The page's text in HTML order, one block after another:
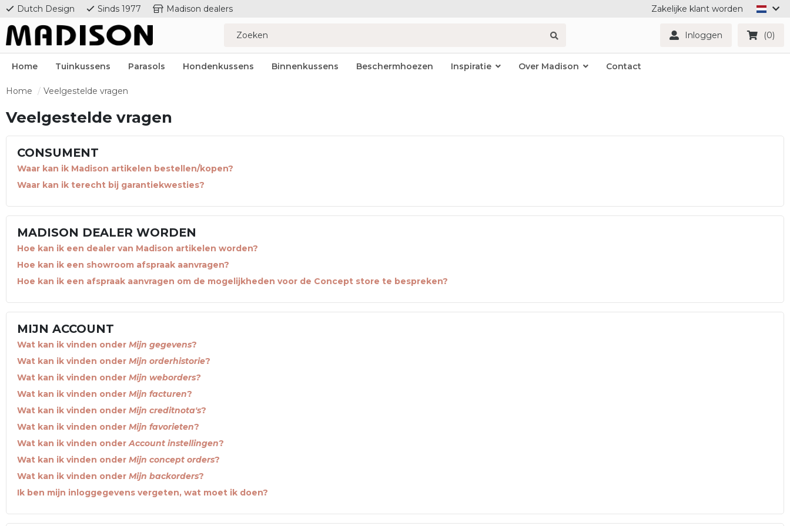
Dutch Design Sinds 1977 Madison dealers Zakelijke klant worden
Inloggen (0)
Home Tuinkussens Parasols Hondenkussens Binnenkussens Beschermhoezen Inspiratie Over Madison Contact
Home Veelgestelde vragen
Veelgestelde vragen
CONSUMENT
Waar kan ik Madison artikelen bestellen/kopen?
Waar kan ik terecht bij garantiekwesties?
MADISON DEALER WORDEN
Hoe kan ik een dealer van Madison artikelen worden?
Hoe kan ik een showroom afspraak aanvragen?
Hoe kan ik een afspraak aanvragen om de mogelijkheden voor de Concept store te bespreken?
MIJN ACCOUNT
Wat kan ik vinden onder Mijn gegevens?
Wat kan ik vinden onder Mijn orderhistorie?
Wat kan ik vinden onder Mijn weborders?
Wat kan ik vinden onder Mijn facturen?
Wat kan ik vinden onder Mijn creditnota's?
Wat kan ik vinden onder Mijn favorieten?
Wat kan ik vinden onder Account instellingen?
Wat kan ik vinden onder Mijn concept orders?
Wat kan ik vinden onder Mijn backorders?
Ik ben mijn inloggegevens vergeten, wat moet ik doen?